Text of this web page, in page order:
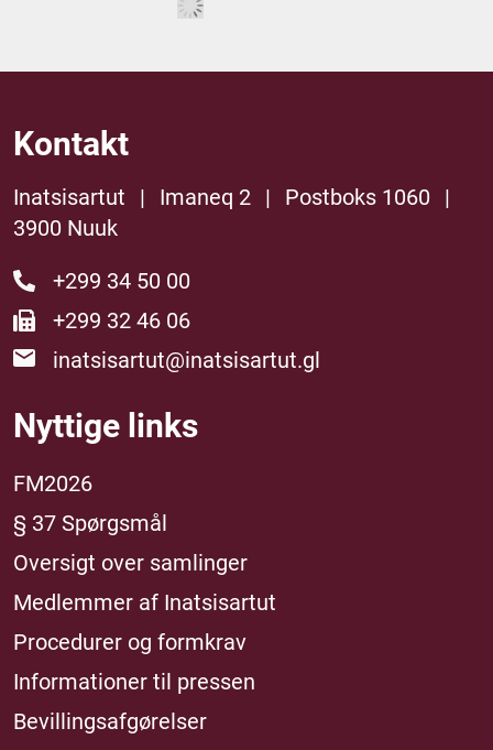
Kontakt
Inatsisartut | Imaneq 2 | Postboks 1060
|
3900 Nuuk
+299 34 50 00
+299 32 46 06
inatsisartut@inatsisartut.gl
Nyttige links
FM2026
§ 37 Spørgsmål
Oversigt over samlinger
Medlemmer af Inatsisartut
Procedurer og formkrav
Informationer til pressen
Bevillingsafgørelser